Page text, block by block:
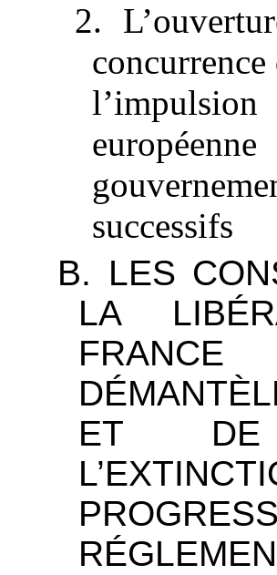
2.
concurrence
successifs
B. LES
LA
FRANCE
ET